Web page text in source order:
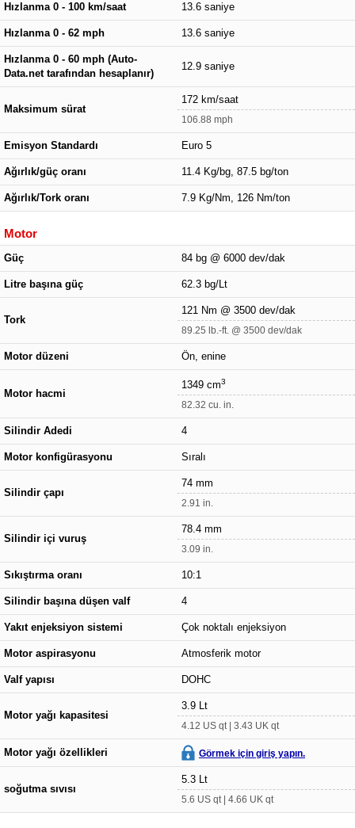
Hızlanma 0 - 100 km/saat 13.6 saniye
Hızlanma 0 - 62 mph 13.6 saniye
Hızlanma 0 - 60 mph (Auto-
Data.net tarafından hesaplanır)
12.9 saniye
Maksimum sürat
172 km/saat
106.88 mph
Emisyon Standardı Euro 5
Ağırlık/güç oranı 11.4 Kg/bg, 87.5 bg/ton
Ağırlık/Tork oranı 7.9 Kg/Nm, 126 Nm/ton
Motor
Güç 84 bg @ 6000 dev/dak
Litre başına güç 62.3 bg/Lt
Tork
121 Nm @ 3500 dev/dak
89.25 lb.-ft. @ 3500 dev/dak
Motor düzeni Ön, enine
Motor hacmi
1349 cm3
82.32 cu. in.
Silindir Adedi 4
Motor konfigürasyonu Sıralı
Silindir çapı
74 mm
2.91 in.
Silindir içi vuruş
78.4 mm
3.09 in.
Sıkıştırma oranı 10:1
Silindir başına düşen valf 4
Yakıt enjeksiyon sistemi Çok noktalı enjeksiyon
Motor aspirasyonu Atmosferik motor
Valf yapısı DOHC
Motor yağı kapasitesi
3.9 Lt
4.12 US qt | 3.43 UK qt
Motor yağı özellikleri Görmek için giriş yapın.
soğutma sıvısı
5.3 Lt
5.6 US qt | 4.66 UK qt